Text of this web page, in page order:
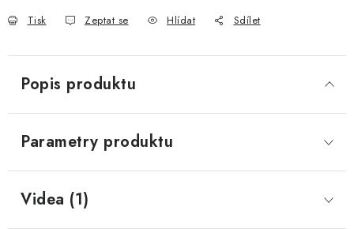
Tisk Zeptat se Hlídat Sdílet
Popis produktu
Parametry produktu
Videa (1)